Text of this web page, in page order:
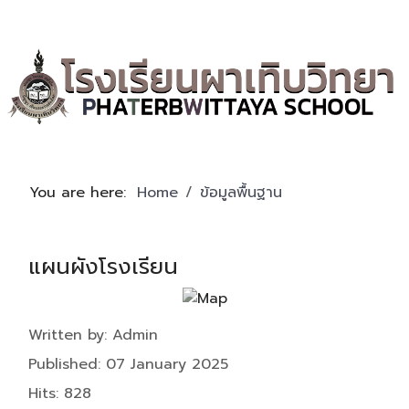
You are here: Home ข้อมูลพื้นฐาน
แผนผังโรงเรียน
Details
Written by: Admin
Published: 07 January 2025
Hits: 828